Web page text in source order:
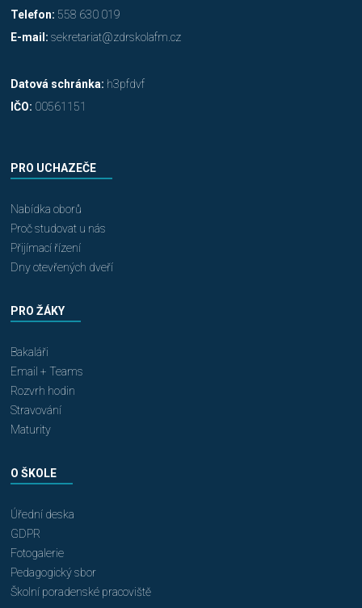
Telefon: 558 630 019
E-mail: sekretariat@zdrskolafm.cz
Datová schránka: h3pfdvf
IČO: 00561151
PRO UCHAZEČE
Nabídka oborů
Proč studovat u nás
Přijímací řízení
Dny otevřených dveří
PRO ŽÁKY
Bakaláři
Email + Teams
Rozvrh hodin
Stravování
Maturity
O ŠKOLE
Úřední deska
GDPR
Fotogalerie
Pedagogický sbor
Školní poradenské pracoviště